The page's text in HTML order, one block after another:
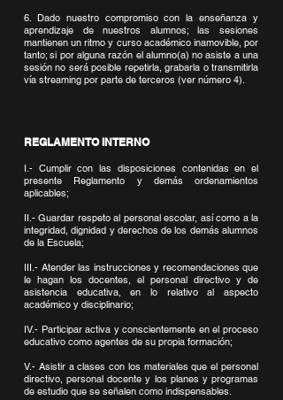
6. Dado nuestro compromiso con la enseñanza y
aprendizaje de nuestros alumnos; las sesiones
mantienen un ritmo y curso académico inamovible, por
tanto; si por alguna razón el alumno(a) no asiste a una
sesión no será posible repetirla, grabarla o transmitirla
vía streaming por parte de terceros (ver número 4).
REGLAMENTO INTERNO
I.- Cumplir con las disposiciones contenidas en el
presente Reglamento y demás ordenamientos
aplicables;
II.- Guardar respeto al personal escolar, así como a la
integridad, dignidad y derechos de los demás alumnos
de la Escuela;
III.- Atender las instrucciones y recomendaciones que
le hagan los docentes, el personal directivo y de
asistencia educativa, en lo relativo al aspecto
académico y disciplinario;
IV.- Participar activa y conscientemente en el proceso
educativo como agentes de su propia formación;
V.- Asistir a clases con los materiales que el personal
directivo, personal docente y los planes y programas
de estudio que se señalen como indispensables.